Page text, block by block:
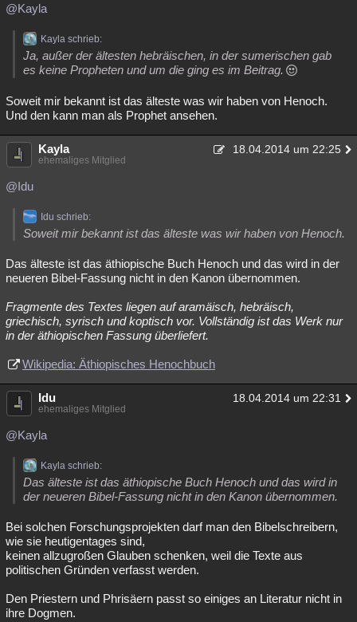
@Kayla
Kayla schrieb:
Ja, außer der ältesten hebräischen, in der sumerischen gab
es keine Propheten und um die ging es im Beitrag.
Soweit mir bekannt ist das älteste was wir haben von Henoch.
Und den kann man als Prophet ansehen.
Kayla 18.04.2014 um 22:25
ehemaliges Mitglied
@Idu
Idu schrieb:
Soweit mir bekannt ist das älteste was wir haben von Henoch.
Das älteste ist das äthiopische Buch Henoch und das wird in der
neueren Bibel-Fassung nicht in den Kanon übernommen.
Fragmente des Textes liegen auf aramäisch, hebräisch,
griechisch, syrisch und koptisch vor. Vollständig ist das Werk nur
in der äthiopischen Fassung überliefert.
Wikipedia: Äthiopisches Henochbuch
Idu 18.04.2014 um 22:31
ehemaliges Mitglied
@Kayla
Kayla schrieb:
Das älteste ist das äthiopische Buch Henoch und das wird in
der neueren Bibel-Fassung nicht in den Kanon übernommen.
Bei solchen Forschungsprojekten darf man den Bibelschreibern,
wie sie heutigentages sind,
keinen allzugroßen Glauben schenken, weil die Texte aus
politischen Gründen verfasst werden.
Den Priestern und Phrisäern passt so einiges an Literatur nicht in
ihre Dogmen.